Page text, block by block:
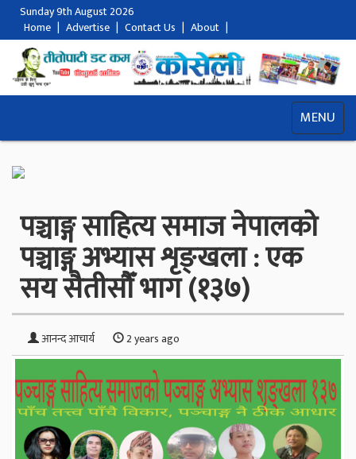
Sunday 9th August 2026
Home | Advertise | Contact Us | About |
MENU
पञ्चाङ्ग साहित्य समाज नेपालको
पञ्चाङ्ग अभ्यास शृङ्खला : एक
सय सैतीसौँ भाग (१३७)
आनन्द आचार्य 2 years ago